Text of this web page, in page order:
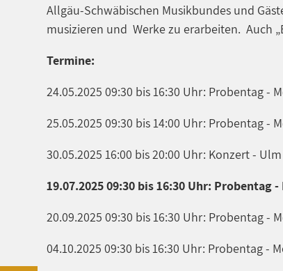
Allgäu-Schwäbischen Musikbundes und
musizieren und Werke zu erarbeiten. Auch
Termine:
24.05.2025 09:30 bis 16:30 Uhr: Probentag -
25.05.2025 09:30 bis 14:00 Uhr: Probentag -
30.05.2025 16:00 bis 20:00 Uhr: Konzert - Ulm
19.07.2025 09:30 bis 16:30 Uhr: Probentag
20.09.2025 09:30 bis 16:30 Uhr: Probentag -
04.10.2025 09:30 bis 16:30 Uhr: Probentag -